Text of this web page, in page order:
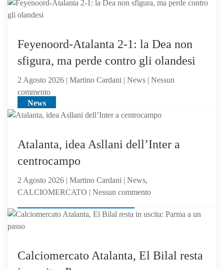
News
Feyenoord-Atalanta 2-1: la Dea non
sfigura, ma perde contro gli olandesi
2 Agosto 2026 | Martino Cardani | News | Nessun
commentosu
Atalanta
1:
Dea
non
sfigura,
perde
News, CALCIOMERCATO
Atalanta, idea Asllani dell’Inter a
centrocampo
2 Agosto 2026 | Martino Cardani | News,
CALCIOMERCATO | Nessun commentosu
idea
a
Calciomercato Atalanta, El Bilal resta